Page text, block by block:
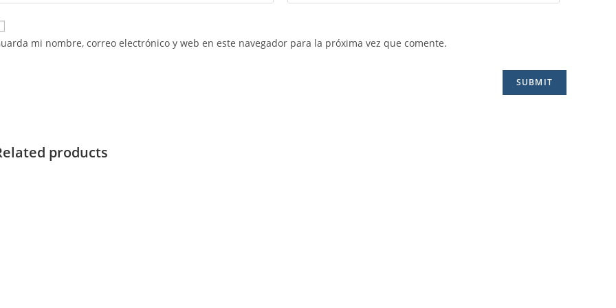
mi nombre, correo electrónico y web en este navegador para la próxima vez que comente.
products